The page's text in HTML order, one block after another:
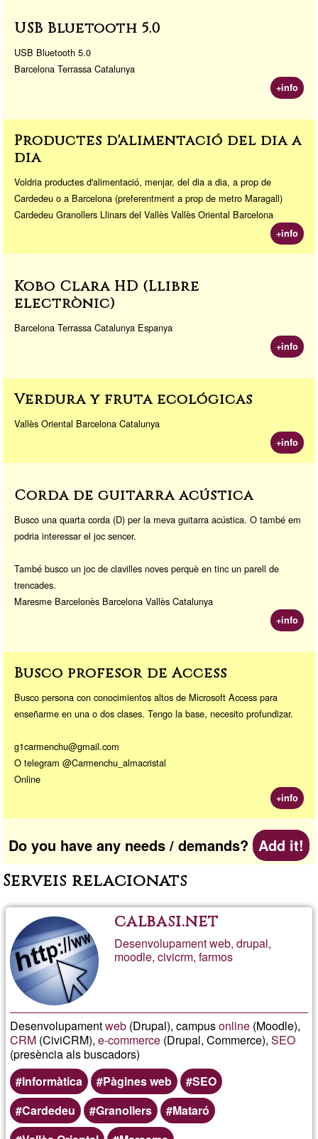
USB Bluetooth 5.0
USB Bluetooth 5.0
Barcelona Terrassa Catalunya
+info
Productes d'alimentació del dia a
dia
Voldria productes d'alimentació, menjar, del dia a dia, a prop de
Cardedeu o a Barcelona (preferentment a prop de metro Maragall)
Cardedeu Granollers Llinars del Vallès Vallès Oriental Barcelona
+info
Kobo Clara HD (Llibre
electrònic)
Barcelona Terrassa Catalunya Espanya
+info
Verdura y fruta ecológicas
Vallès Oriental Barcelona Catalunya
+info
Corda de guitarra acústica
Busco una quarta corda (D) per la meva guitarra acústica. O també em
podria interessar el joc sencer.
També busco un joc de clavilles noves perquè en tinc un parell de
trencades.
Maresme Barcelonès Barcelona Vallès Catalunya
+info
Busco profesor de Access
Busco persona con conocimientos altos de Microsoft Access para
enseñarme en una o dos clases. Tengo la base, necesito profundizar.
g1carmenchu@gmail.com
O telegram @Carmenchu_almacristal
Online
+info
Do you have any needs / demands? Add it!
Serveis relacionats
calbasi.net
Desenvolupament web, drupal,
moodle, civicrm, farmos
Desenvolupamentweb (Drupal), campusonline (Moodle),
CRM (CiviCRM),e-commerce (Drupal, Commerce),SEO
(presència als buscadors)
Informàtica
Pàgines web
SEO
Cardedeu
Granollers
Mataró